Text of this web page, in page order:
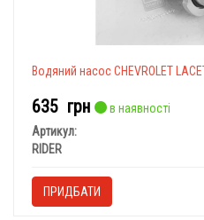
Водяний насос CHEVROLET
635 грн
в наявності
Артикул:
RIDER
ПРИДБАТИ